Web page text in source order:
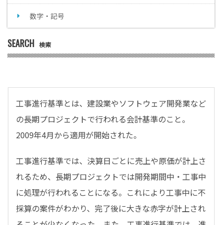
数字・記号
SEARCH 検索
工事進行基準とは、建設業やソフトウェア開発業など
の長期プロジェクトで行われる会計基準のこと。
2009年4月から適用が開始された。
工事進行基準では、決算日ごとに売上や原価が計上さ
れるため、長期プロジェクトでは開発期間中・工事中
に処理が行われることになる。これにより工事中に不
採算の案件がわかり、完了後に大きな赤字が計上され